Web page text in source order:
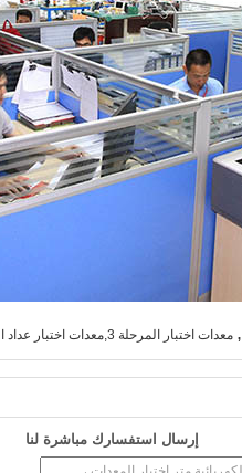
, معدات اختبار المرحلة 3,معدات اختبار عداد الطاقة المحمولة
إرسال استفسارك مباشرة لنا